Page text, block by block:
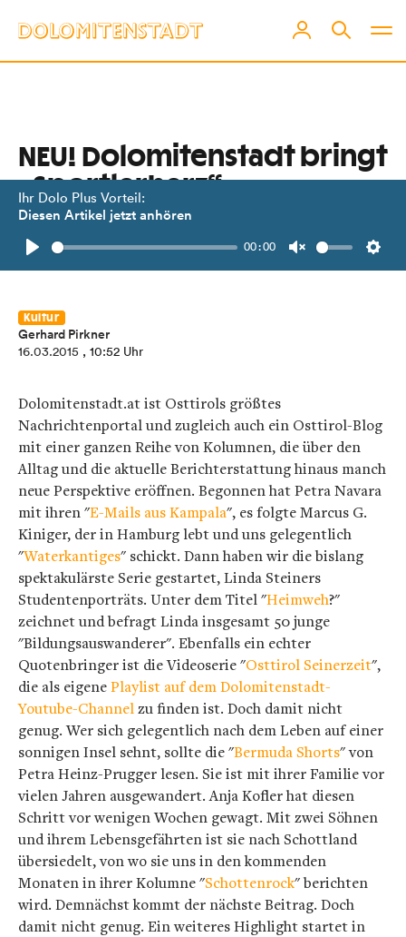
Ihr Dolo Plus Vorteil:
Diesen Artikel jetzt anhören
Play
00:00
Unmute
NEU! Dolomitenstadt bringt
„Sportlerherz“
Unsere bunte Sammlung an
Kolumnen bekommt Zuwachs.
Kultur
Gerhard Pirkner
16.03.2015 , 10:52 Uhr
Dolomitenstadt.at ist Osttirols größtes
Nachrichtenportal und zugleich auch ein Osttirol-Blog
mit einer ganzen Reihe von Kolumnen, die über den
Alltag und die aktuelle Berichterstattung hinaus manch
neue Perspektive eröffnen. Begonnen hat Petra Navara
mit ihren "E-Mails aus Kampala", es folgte Marcus G.
Kiniger, der in Hamburg lebt und uns gelegentlich
"Waterkantiges" schickt. Dann haben wir die bislang
spektakulärste Serie gestartet, Linda Steiners
Studentenporträts. Unter dem Titel "Heimweh?"
zeichnet und befragt Linda insgesamt 50 junge
"Bildungsauswanderer". Ebenfalls ein echter
Quotenbringer ist die Videoserie "Osttirol Seinerzeit",
die als eigenePlaylist auf dem Dolomitenstadt-
Youtube-Channelzu finden ist. Doch damit nicht
genug. Wer sich gelegentlich nach dem Leben auf einer
sonnigen Insel sehnt, sollte die "Bermuda Shorts" von
Petra Heinz-Prugger lesen. Sie ist mit ihrer Familie vor
vielen Jahren ausgewandert. Anja Kofler hat diesen
Schritt vor wenigen Wochen gewagt. Mit zwei Söhnen
und ihrem Lebensgefährten ist sie nach Schottland
übersiedelt, von wo sie uns in den kommenden
Monaten in ihrer Kolumne "Schottenrock" berichten
wird. Demnächst kommt der nächste Beitrag. Doch
damit nicht genug. Ein weiteres Highlight startet in